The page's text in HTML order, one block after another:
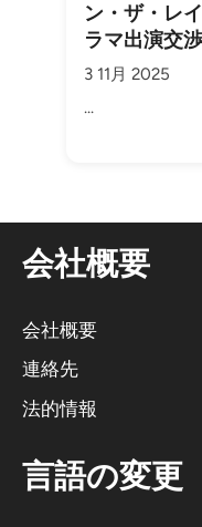
ン・ザ・レ
ラマ出演交
3 11月 2025
...
会社概要
会社概要
連絡先
法的情報
言語の変更